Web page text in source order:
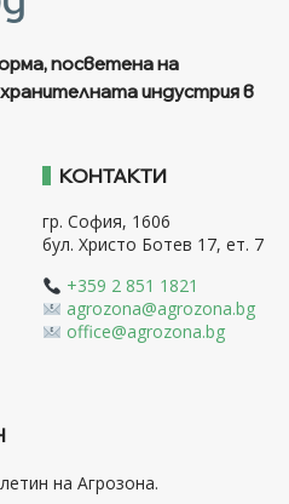
посветена на
индустрия в
КОНТАКТИ
гр. София, 1606
бул. Христо Ботев 17, ет. 7
+359 2 851 1821
agrozona@agrozona.bg
office@agrozona.bg
на Агрозона.